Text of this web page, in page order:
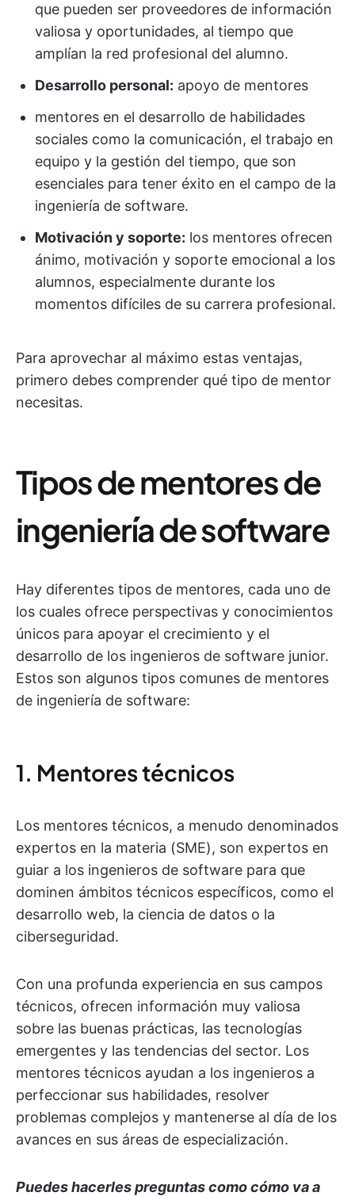
que pueden ser proveedores de información
valiosa y oportunidades, al tiempo que
amplían la red profesional del alumno.
Desarrollo personal: apoyo de mentores
mentores en el desarrollo de habilidades
sociales como la comunicación, el trabajo en
equipo y la gestión del tiempo, que son
esenciales para tener éxito en el campo de la
ingeniería de software.
Motivación y soporte: los mentores ofrecen
ánimo, motivación y soporte emocional a los
alumnos, especialmente durante los
momentos difíciles de su carrera profesional.
Para aprovechar al máximo estas ventajas,
primero debes comprender qué tipo de mentor
necesitas.
Tipos de mentores de
ingeniería de software
Hay diferentes tipos de mentores, cada uno de
los cuales ofrece perspectivas y conocimientos
únicos para apoyar el crecimiento y el
desarrollo de los ingenieros de software junior.
Estos son algunos tipos comunes de mentores
de ingeniería de software:
1. Mentores técnicos
Los mentores técnicos, a menudo denominados
expertos en la materia (SME), son expertos en
guiar a los ingenieros de software para que
dominen ámbitos técnicos específicos, como el
desarrollo web, la ciencia de datos o la
ciberseguridad.
Con una profunda experiencia en sus campos
técnicos, ofrecen información muy valiosa
sobre las buenas prácticas, las tecnologías
emergentes y las tendencias del sector. Los
mentores técnicos ayudan a los ingenieros a
perfeccionar sus habilidades, resolver
problemas complejos y mantenerse al día de los
avances en sus áreas de especialización.
Puedes hacerles preguntas como cómo va a